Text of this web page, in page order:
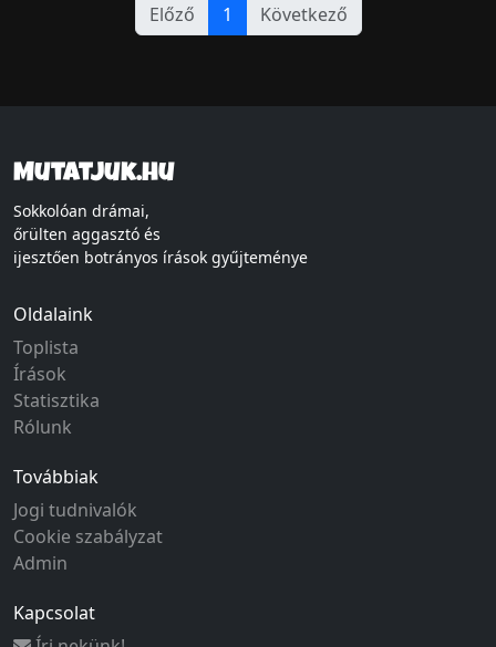
Előző 1 Következő
Mutatjuk.hu
Sokkolóan drámai,
őrülten aggasztó és
ijesztően botrányos írások gyűjteménye
Oldalaink
Toplista
Írások
Statisztika
Rólunk
Továbbiak
Jogi tudnivalók
Cookie szabályzat
Admin
Kapcsolat